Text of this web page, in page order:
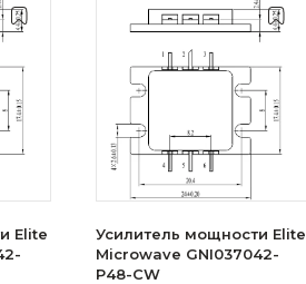
Elite
Усилитель мощности Elite
Microwave GNI037042-
P48-CW